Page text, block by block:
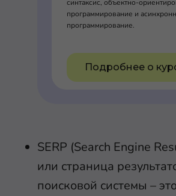
синтаксис, объектно-
программирование и
программирование.
Подробнее о
SERP (Search Engine
или страница
поисковой системы –